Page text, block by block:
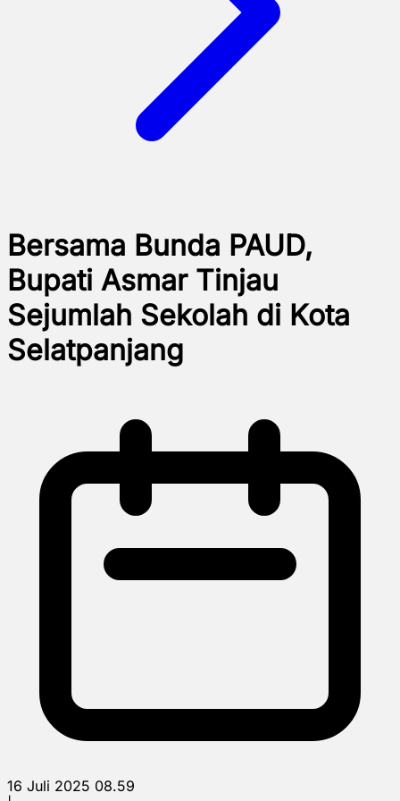
Bersama Bunda PAUD,
Bupati Asmar Tinjau
Sejumlah Sekolah di Kota
Selatpanjang
16 Juli 2025 08.59